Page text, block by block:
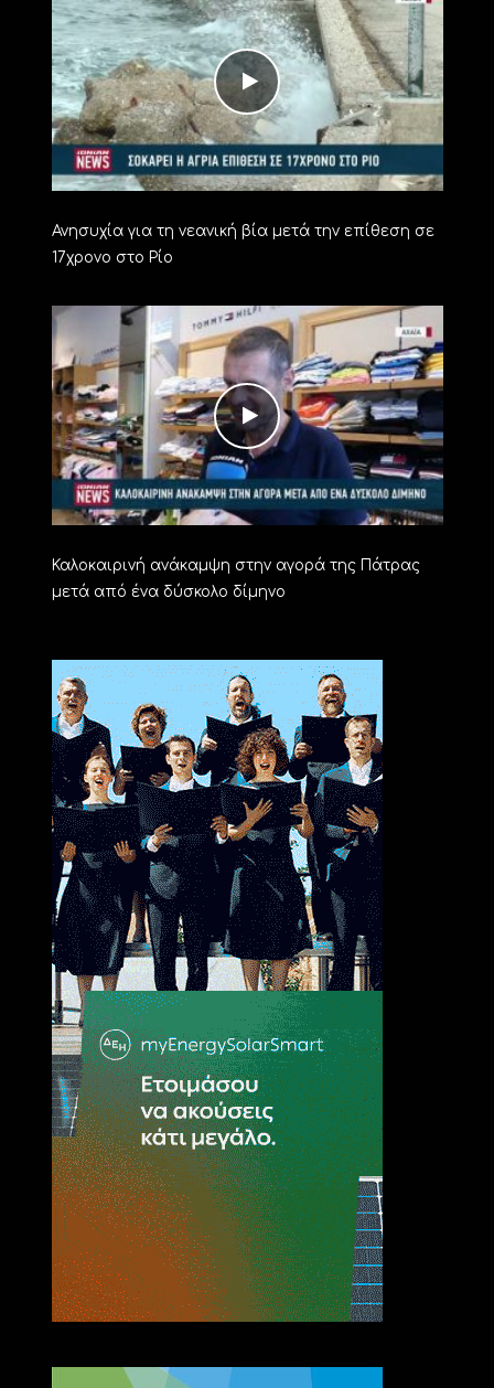
Ανησυχία για τη νεανική βία μετά την επίθεση σε
17χρονο στο Ρίο
Καλοκαιρινή ανάκαμψη στην αγορά της Πάτρας
μετά από ένα δύσκολο δίμηνο